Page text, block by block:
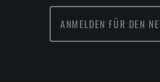
ANMELDEN FÜR DEN